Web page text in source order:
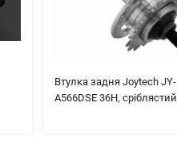
Втулка задня Joytech JY-
A566DSE 36H, сріблястий